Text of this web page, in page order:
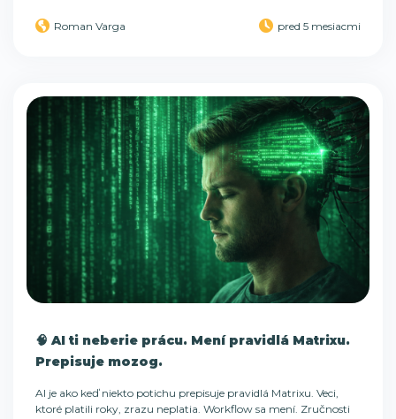
Roman Varga pred 5 mesiacmi
🧠 AI ti neberie prácu. Mení pravidlá Matrixu.
Prepisuje mozog.
AI je ako keď niekto potichu prepisuje pravidlá Matrixu. Veci,
ktoré platili roky, zrazu neplatia. Workflow sa mení. Zručnosti